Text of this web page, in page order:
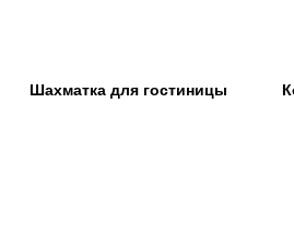
Шахматка для гостиницы